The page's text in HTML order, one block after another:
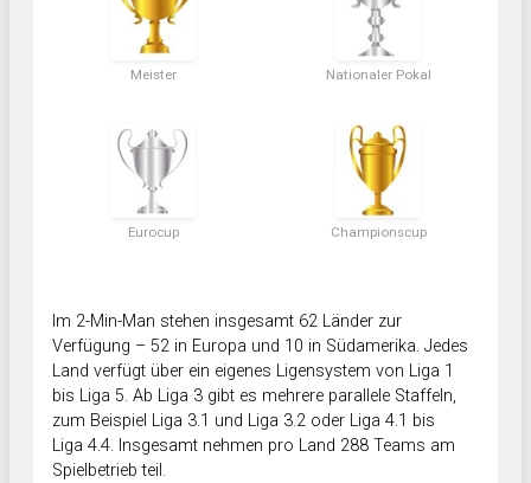
Meister Nationaler Pokal
Eurocup Championscup
Im 2-Min-Man stehen insgesamt 62 Länder zur
Verfügung – 52 in Europa und 10 in Südamerika. Jedes
Land verfügt über ein eigenes Ligensystem von Liga 1
bis Liga 5. Ab Liga 3 gibt es mehrere parallele Staffeln,
zum Beispiel Liga 3.1 und Liga 3.2 oder Liga 4.1 bis
Liga 4.4. Insgesamt nehmen pro Land 288 Teams am
Spielbetrieb teil.